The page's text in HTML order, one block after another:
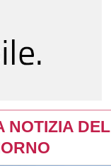
NOTIZIA DEL